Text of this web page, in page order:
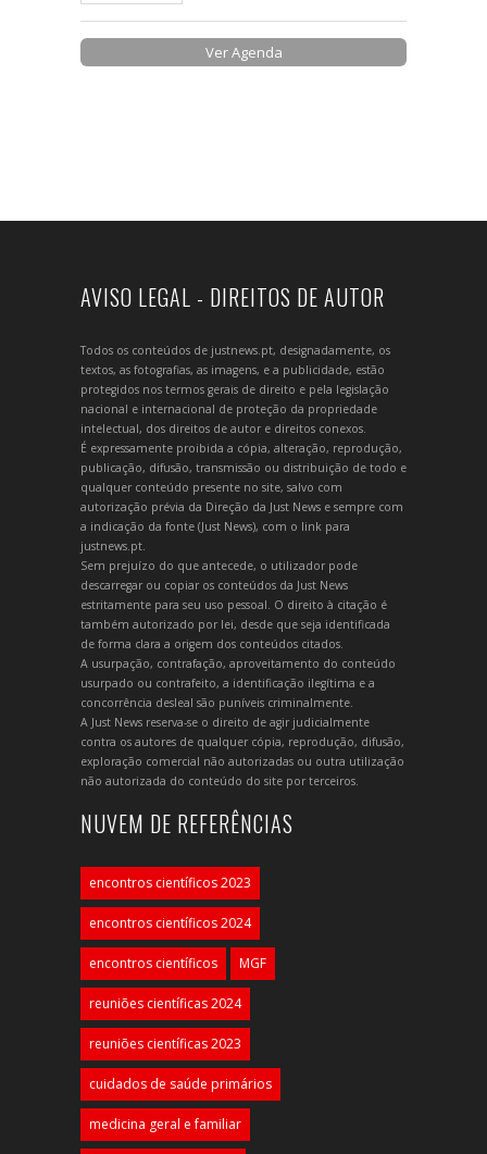
Ver Agenda
AVISO LEGAL - DIREITOS DE AUTOR
Todos os conteúdos de justnews.pt, designadamente, os
textos, as fotografias, as imagens, e a publicidade, estão
protegidos nos termos gerais de direito e pela legislação
nacional e internacional de proteção da propriedade
intelectual, dos direitos de autor e direitos conexos.
É expressamente proibida a cópia, alteração, reprodução,
publicação, difusão, transmissão ou distribuição de todo e
qualquer conteúdo presente no site, salvo com
autorização prévia da Direção da Just News e sempre com
a indicação da fonte (Just News), com o link para
justnews.pt.
Sem prejuízo do que antecede, o utilizador pode
descarregar ou copiar os conteúdos da Just News
estritamente para seu uso pessoal. O direito à citação é
também autorizado por lei, desde que seja identificada
de forma clara a origem dos conteúdos citados.
A usurpação, contrafação, aproveitamento do conteúdo
usurpado ou contrafeito, a identificação ilegítima e a
concorrência desleal são puníveis criminalmente.
A Just News reserva-se o direito de agir judicialmente
contra os autores de qualquer cópia, reprodução, difusão,
exploração comercial não autorizadas ou outra utilização
não autorizada do conteúdo do site por terceiros.
NUVEM DE REFERÊNCIAS
encontros científicos 2023
encontros científicos 2024
encontros científicos MGF
reuniões científicas 2024
reuniões científicas 2023
cuidados de saúde primários
medicina geral e familiar